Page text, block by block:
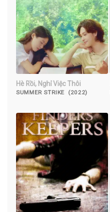
Hè Rồi, Nghỉ Việc Thôi
SUMMER STRIKE (2022)